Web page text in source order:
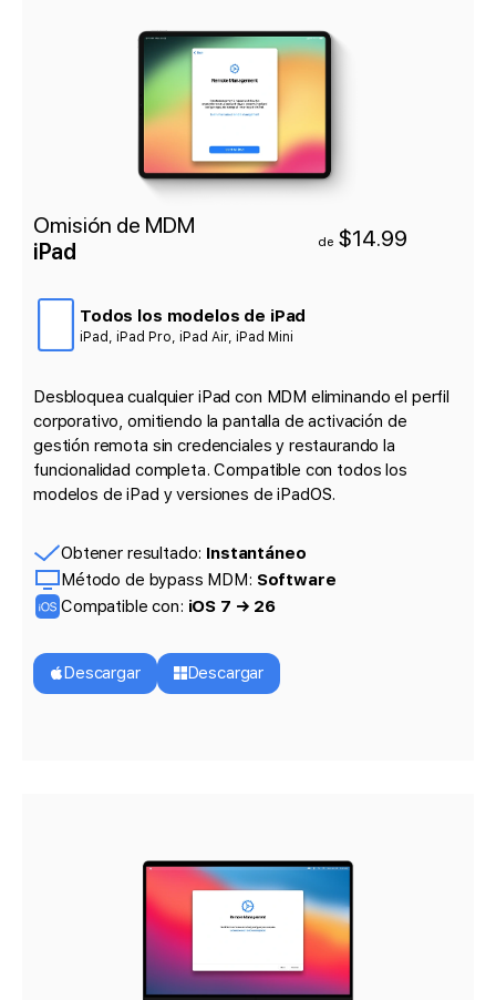
Omisión de MDM
iPad
de $14.99
Todos los modelos de iPad
iPad, iPad Pro, iPad Air, iPad Mini
Desbloquea cualquier iPad con MDM eliminando el perfil
corporativo, omitiendo la pantalla de activación de
gestión remota sin credenciales y restaurando la
funcionalidad completa. Compatible con todos los
modelos de iPad y versiones de iPadOS.
Obtener resultado: Instantáneo
Método de bypass MDM: Software
Compatible con: iOS 7 → 26
Descargar Descargar